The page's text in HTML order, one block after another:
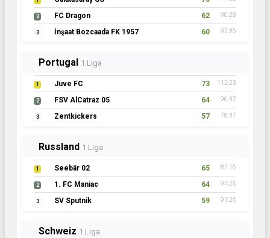
2 FC Dragon 62 90:28
3 İnşaat Bozcaada FK 1957 60 92:36
Portugal 1.Liga
1 Juve FC 73 112:23
2 FSV AlCatraz 05 64 96:32
3 Zentkickers 57 78:37
Russland 1.Liga
1 Seebär 02 65 87:16
2 1. FC Maniac 64 94:25
3 SV Sputnik 59 91:26
Schweiz 1.Liga